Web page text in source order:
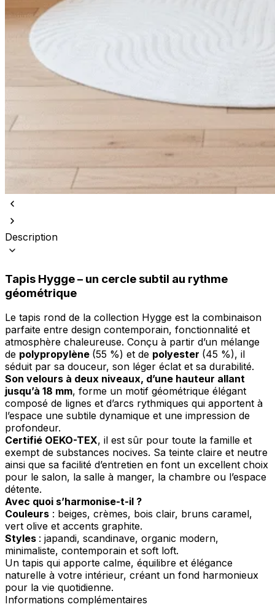
Description
Tapis Hygge – un cercle subtil au rythme
géométrique
Le tapis rond de la collection Hygge est la combinaison
parfaite entre design contemporain, fonctionnalité et
atmosphère chaleureuse. Conçu à partir d’un mélange
de polypropylène (55 %) et de polyester (45 %), il
séduit par sa douceur, son léger éclat et sa durabilité.
Son velours à deux niveaux, d’une hauteur allant
jusqu’à 18 mm, forme un motif géométrique élégant
composé de lignes et d’arcs rythmiques qui apportent à
l’espace une subtile dynamique et une impression de
profondeur.
Certifié OEKO-TEX, il est sûr pour toute la famille et
exempt de substances nocives. Sa teinte claire et neutre
ainsi que sa facilité d’entretien en font un excellent choix
pour le salon, la salle à manger, la chambre ou l’espace
détente.
Avec quoi s’harmonise-t-il ?
Couleurs : beiges, crèmes, bois clair, bruns caramel,
vert olive et accents graphite.
Styles : japandi, scandinave, organic modern,
minimaliste, contemporain et soft loft.
Un tapis qui apporte calme, équilibre et élégance
naturelle à votre intérieur, créant un fond harmonieux
pour la vie quotidienne.
Informations complémentaires